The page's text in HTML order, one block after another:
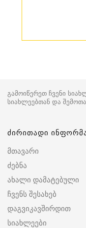
გამოიწერეთ ჩვენი
სიახლეებთან და
ძირითადი
მთავარი
ძებნა
ახალი დამატებული
ჩვენს შესახებ
დაგვიკავშირდით
სიახლეები